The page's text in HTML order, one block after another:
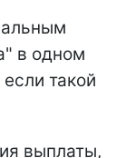
в одном
такой
выплаты,